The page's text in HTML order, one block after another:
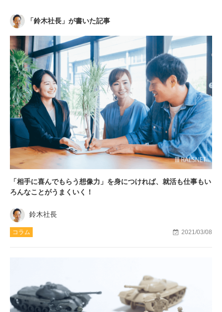
「鈴木社長 」が書いた記事
「相手に喜んでもらう想像力」を身につければ、就活も仕事もい
ろんなことがうまくいく！
鈴木社長
コラム 2021/03/08